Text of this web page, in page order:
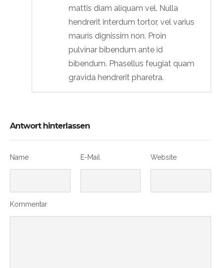
mattis diam aliquam vel. Nulla
hendrerit interdum tortor, vel varius
mauris dignissim non. Proin
pulvinar bibendum ante id
bibendum. Phasellus feugiat quam
gravida hendrerit pharetra.
Antwort hinterlassen
Name E-Mail Website
Kommentar